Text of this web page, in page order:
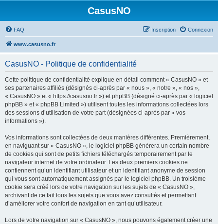
CasusNO
FAQ Connexion
Inscription
www.casusno.fr
CasusNO - Politique de confidentialité
Cette politique de confidentialité explique en détail comment « CasusNO » et
ses partenaires affiliés (désignés ci-après par « nous », « notre », « nos »,
« CasusNO » et « https://casusno.fr ») et phpBB (désigné ci-après par « logiciel
phpBB » et « phpBB Limited ») utilisent toutes les informations collectées lors
des sessions d’utilisation de votre part (désignées ci-après par « vos
informations »).
Vos informations sont collectées de deux manières différentes. Premièrement,
en naviguant sur « CasusNO », le logiciel phpBB génèrera un certain nombre
de cookies qui sont de petits fichiers téléchargés temporairement par le
navigateur internet de votre ordinateur. Les deux premiers cookies ne
contiennent qu’un identifiant utilisateur et un identifiant anonyme de session
qui vous sont automatiquement assignés par le logiciel phpBB. Un troisième
cookie sera créé lors de votre navigation sur les sujets de « CasusNO »,
archivant de ce fait tous les sujets que vous avez consultés et permettant
d’améliorer votre confort de navigation en tant qu’utilisateur.
Lors de votre navigation sur « CasusNO », nous pouvons également créer une